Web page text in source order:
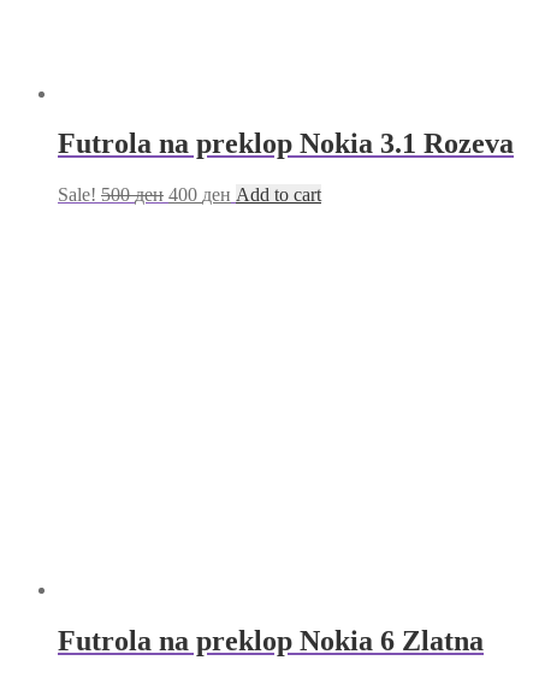
Futrola na preklop Nokia 3.1 Rozeva
Sale! 500ден 400 ден Add to cart
Futrola na preklop Nokia 6 Zlatna